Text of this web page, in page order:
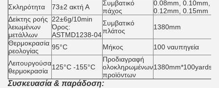
Σκληρότητα 73±2 ακτή Α
Συμβατικό
πάχος
0.08mm, 0.10mm,
0.12mm, 0.15mm
Δείκτης ροής
λειωμένων
μετάλλων
22±6g/10min
Όρος:
ASTMD1238-04
Συμβατικό
πλάτος
1380mm
Θερμοκρασία
ρεολογίας
95°C Μήκος 100 ναυπηγεία
Λειτουργούσα
θερμοκρασία 125°C -155°C
Προδιαγραφή
ολοκληρωμένων
προϊόντων
1380mm*100yards/
Συσκευασία & παράδοση: